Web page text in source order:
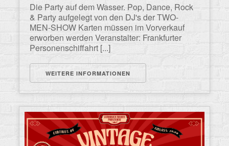
Die Party auf dem Wasser. Pop, Dance, Rock
& Party aufgelegt von den DJ's der TWO-
MEN-SHOW Karten müssen im Vorverkauf
erworben werden Veranstalter: Frankfurter
Personenschiffahrt [...]
WEITERE INFORMATIONEN